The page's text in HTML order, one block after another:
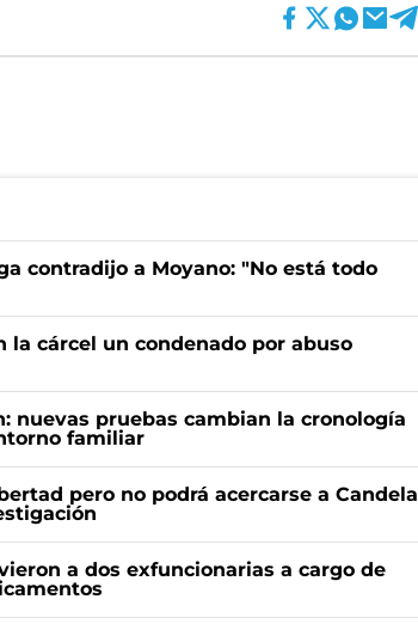
contradijo a Moyano: "No está todo
la cárcel un condenado por abuso
nuevas pruebas cambian la cronología
familiar
pero no podrá acercarse a Candela
a dos exfuncionarias a cargo de